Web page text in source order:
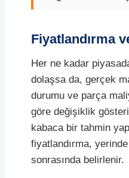
Fiyatlandırma
Her ne kadar
dolaşsa da, gerçek
durumu ve parça
göre değişiklik
kabaca bir tahmin
fiyatlandırma,
sonrasında belirlenir.